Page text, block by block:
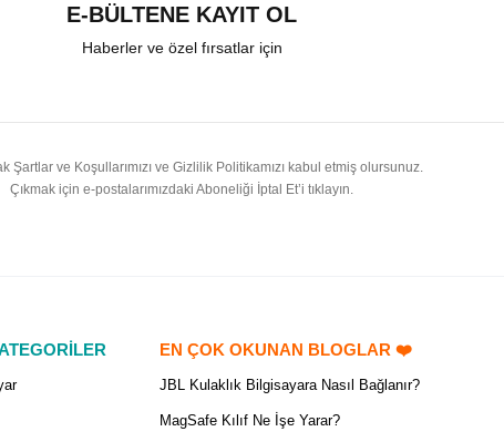
E-BÜLTENE KAYIT OL
Haberler ve özel fırsatlar için
Şartlar ve Koşullarımızı ve Gizlilik Politikamızı kabul etmiş olursunuz.
Çıkmak için e-postalarımızdaki Aboneliği İptal Et’i tıklayın.
EN ÇOK OKUNAN BLOGLAR ❤️
JBL Kulaklık Bilgisayara Nasıl Bağlanır?
MagSafe Kılıf Ne İşe Yarar?